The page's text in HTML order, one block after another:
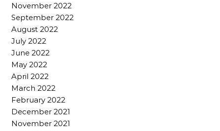
November 2022
September 2022
August 2022
July 2022
June 2022
May 2022
April 2022
March 2022
February 2022
December 2021
November 2021